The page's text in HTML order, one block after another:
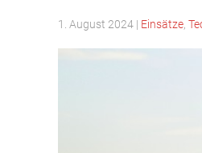
1. August 2024 | Einsätze